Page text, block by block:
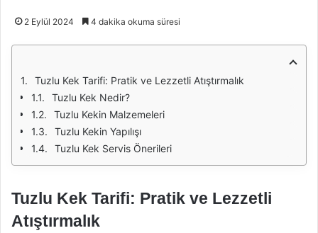
2 Eylül 2024 4 dakika okuma süresi
Tuzlu Kek Tarifi: Pratik ve Lezzetli Atıştırmalık
Tuzlu Kek Nedir?
Tuzlu Kekin Malzemeleri
Tuzlu Kekin Yapılışı
Tuzlu Kek Servis Önerileri
Tuzlu Kek Tarifi: Pratik ve Lezzetli
Atıştırmalık